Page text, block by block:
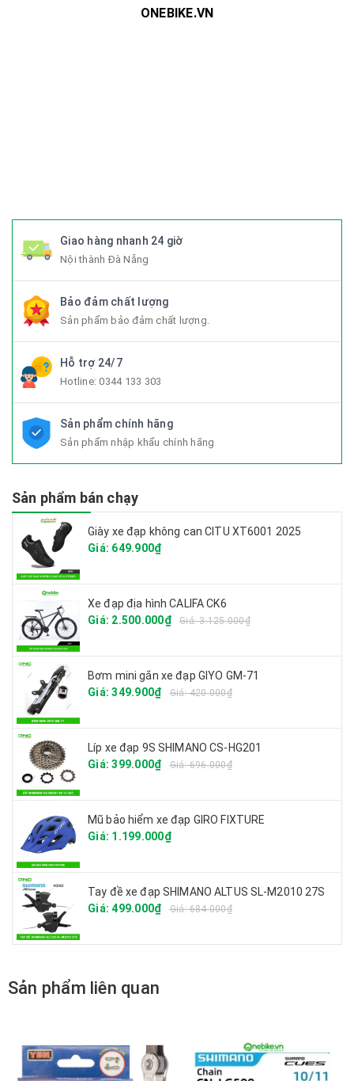
ONEBIKE.VN
Giao hàng nhanh 24 giờ
Nội thành Đà Nẵng
Bảo đảm chất lượng
Sản phẩm bảo đảm chất lượng.
Hỗ trợ 24/7
Hotline:0344 133 303
Sản phẩm chính hãng
Sản phẩm nhập khẩu chính hãng
Sản phẩm bán chạy
Giày xe đạp không can CITU XT6001 2025
Giá: 649.900₫
Xe đạp địa hình CALIFA CK6
Giá: 2.500.000₫
Giá: 3.125.000₫
Bơm mini gắn xe đạp GIYO GM-71
Giá: 349.900₫
Giá: 420.000₫
Líp xe đạp 9S SHIMANO CS-HG201
Giá: 399.000₫
Giá: 696.000₫
Mũ bảo hiểm xe đạp GIRO FIXTURE
Giá: 1.199.000₫
Tay đề xe đạp SHIMANO ALTUS SL-M2010 27S
Giá: 499.000₫
Giá: 684.000₫
Sản phẩm liên quan